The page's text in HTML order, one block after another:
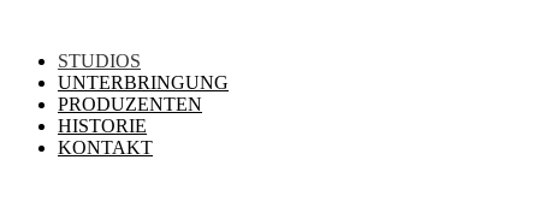
STUDIOS
UNTERBRINGUNG
PRODUZENTEN
HISTORIE
KONTAKT